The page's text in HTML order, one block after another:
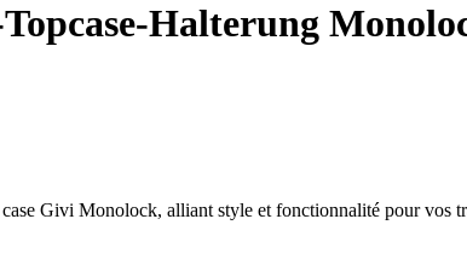
Halterung
Givi Monolock, alliant style et fonctionnalité pour vos